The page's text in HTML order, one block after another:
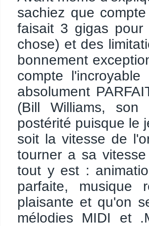
sachiez que
faisait 3 gigas
chose) et des
bonnement
compte
absolument
(Bill Williams,
postérité puisque le
soit la vitesse de
tourner a sa
tout y est :
parfaite, musique
plaisante et qu'on
mélodies MIDI et